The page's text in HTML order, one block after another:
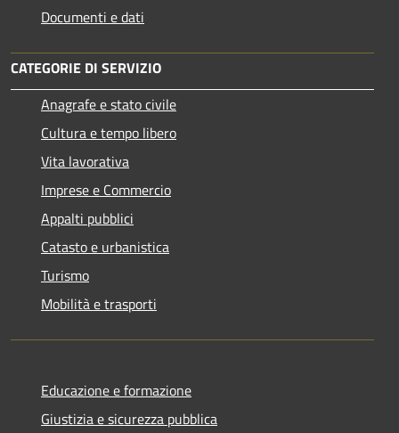
Documenti e dati
CATEGORIE DI SERVIZIO
Anagrafe e stato civile
Cultura e tempo libero
Vita lavorativa
Imprese e Commercio
Appalti pubblici
Catasto e urbanistica
Turismo
Mobilità e trasporti
Educazione e formazione
Giustizia e sicurezza pubblica